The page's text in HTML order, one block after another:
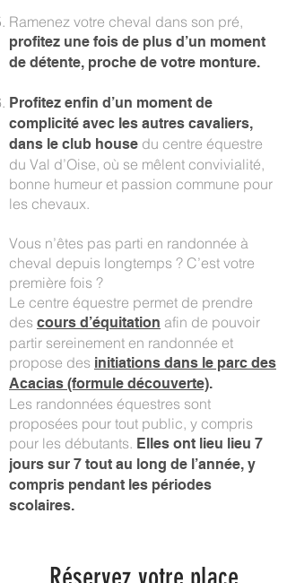
Ramenez votre cheval dans son pré,
profitez une fois de plus d’un moment
de détente, proche de votre monture.
Profitez enfin d’un moment de
complicité avec les autres cavaliers,
dans le club house du centre équestre
du Val d’Oise, où se mêlent convivialité,
bonne humeur et passion commune pour
les chevaux.
Vous n’êtes pas parti en randonnée à
cheval depuis longtemps ? C’est votre
première fois ?
Le centre équestre permet de prendre
des cours d’équitation afin de pouvoir
partir sereinement en randonnée et
propose des initiations dans le parc des
Acacias (formule découverte).
Les randonnées équestres sont
proposées pour tout public, y compris
pour les débutants. Elles ont lieu lieu 7
jours sur 7 tout au long de l’année, y
compris pendant les périodes
scolaires.